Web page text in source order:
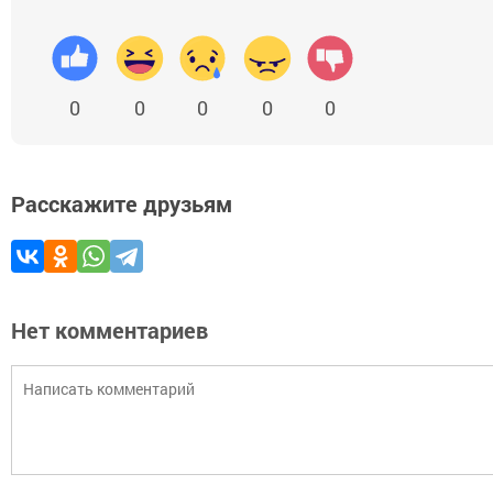
0 0 0 0 0
Расскажите друзьям
Нет комментариев